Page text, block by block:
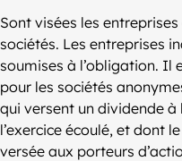
Sont visées les
sociétés. Les entreprises
soumises à l’obligation. Il
pour les sociétés
qui versent un dividende
l’exercice écoulé, et dont
versée aux porteurs